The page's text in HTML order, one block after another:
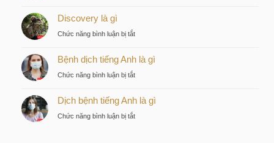
chiến
của
nhà
tư
gì
Discovery là gì
Chức năng bình luận bị tắtở
là
Bệnh dịch tiếng Anh là gì
Chức năng bình luận bị tắtở
dịch
Dịch bệnh tiếng Anh là gì
Chức năng bình luận bị tắtở